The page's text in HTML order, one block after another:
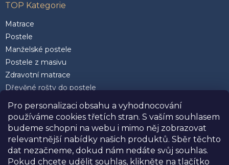
Pro personalizaci obsahu a vyhodnocování
používáme cookies třetích stran. S vaším souhlasem
budeme schopni na webu i mimo něj zobrazovat
relevantnější nabídky našich produktů. Sběr těchto
dat nezačneme, dokud nám nedáte svůj souhlas.
Pokud chcete udělit souhlas, klikněte na tlačítko
TOP Kategorie
Matrace
Postele
Manželské postele
Postele z masivu
Zdravotní matrace
Dřevěné rošty do postele
Postele 200 x 200 cm
Matrace 90 x 200 cm
Rozkládací postele
Kvalitní polštáře